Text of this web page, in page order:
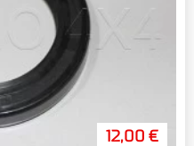
12,00 €